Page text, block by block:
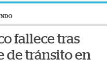
fallece tras
de tránsito en